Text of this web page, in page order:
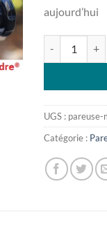
aujourd’hui
UGS : pareuse-
Catégorie :